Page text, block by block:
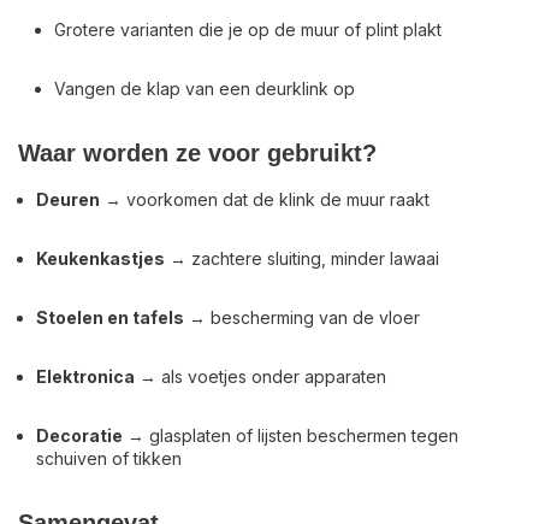
Grotere varianten die je op de muur of plint plakt
Vangen de klap van een deurklink op
Waar worden ze voor gebruikt?
Deuren → voorkomen dat de klink de muur raakt
Keukenkastjes → zachtere sluiting, minder lawaai
Stoelen en tafels → bescherming van de vloer
Elektronica → als voetjes onder apparaten
Decoratie → glasplaten of lijsten beschermen tegen
schuiven of tikken